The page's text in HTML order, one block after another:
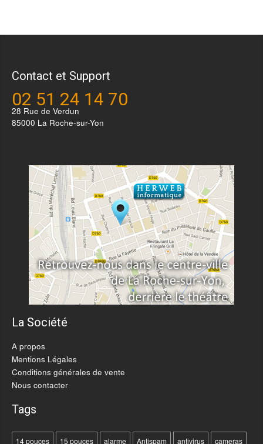
Contact et Support
02 51 24 14 70
28 Rue de Verdun
85000 La Roche-sur-Yon
La Société
A propos
Mentions Légales
Conditions générales de vente
Nous contacter
Tags
14 pouces 15 pouces alarme Antispam antivirus cameras